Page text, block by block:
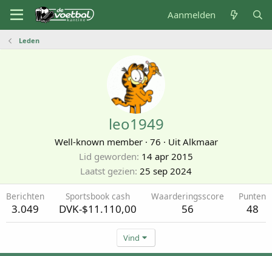
Aanmelden
Leden
leo1949
Well-known member · 76 · Uit Alkmaar
Lid geworden 14 apr 2015
Laatst gezien 25 sep 2024
Berichten
3.049
Sportsbook cash
DVK-$11.110,00
Waarderingsscore
56
Punten
48
Vind